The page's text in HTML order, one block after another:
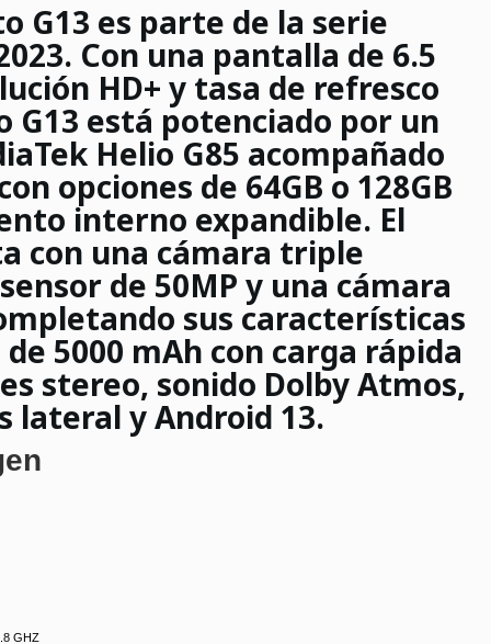
G13 es parte de la serie
Con una pantalla de 6.5
HD+ y tasa de refresco
G13 está potenciado por un
Helio G85 acompañado
opciones de 64GB o 128GB
interno expandible. El
con una cámara triple
de 50MP y una cámara
sus características
5000 mAh con carga rápida
stereo, sonido Dolby Atmos,
lateral y Android 13.
GHZ